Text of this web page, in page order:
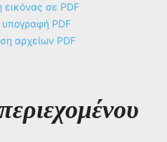
σε PDF
PDF
αρχείων PDF